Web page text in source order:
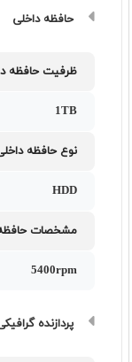
حافظه داخلی
ظرفیت حافظه
1TB
نوع حافظه
HDD
مشخصات
5400rpm
پردازنده